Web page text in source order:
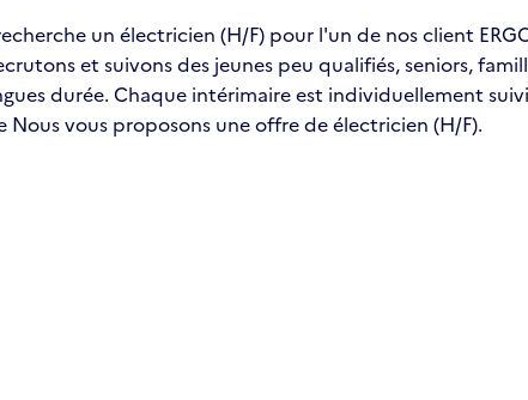
un électricien (H/F) pour l'un de nos client
et suivons des jeunes peu qualifiés, seniors,
durée. Chaque intérimaire est individuellement
vous proposons une offre de électricien (H/F).